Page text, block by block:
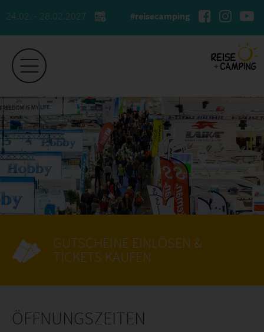
24.02. - 28.02.2027 #reisecamping
GUTSCHEINE EINLÖSEN &
TICKETS KAUFEN
ÖFFNUNGSZEITEN